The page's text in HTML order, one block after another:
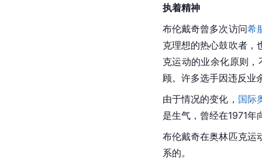
执着精神
布伦戴奇曾多次访问希
克理想的热心鼓吹者，
克运动的业余化原则
顾。许多选手因违反业
由于情况的变化， 国际
是生气，曾经在1971
布伦戴奇在奥林匹克运
系的。